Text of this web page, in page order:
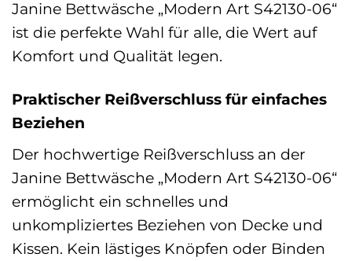
Janine Bettwäsche „Modern Art S42130-06“
ist die perfekte Wahl für alle, die Wert auf
Komfort und Qualität legen.
Praktischer Reißverschluss für einfaches
Beziehen
Der hochwertige Reißverschluss an der
Janine Bettwäsche „Modern Art S42130-06“
ermöglicht ein schnelles und
unkompliziertes Beziehen von Decke und
Kissen. Kein lästiges Knöpfen oder Binden